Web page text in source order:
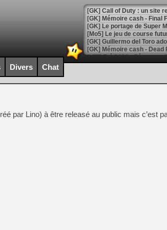
[GK] Le portage de Super
[Mo5] Le jeu de course
[GK] Guillermo del Toro
[LTF] Eté 2026 - Séquence
[GK] Mistfall Hunter :
[GK] Wo Long 2 évolue
[GK] Crossfire : un TPS à
[LS] [PS5] Premiers
[Mo5] DOOM arrive en
[GK] Bethesda fête les 30
[GK] Roblox : l'action en
[GK] Agenda - GeForce
[LS] [PS5] ps5-y2jb-
Divers Chat
par Lino) à être releasé au public mais c’est